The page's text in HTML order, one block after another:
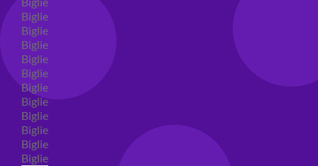
Biglietti auguri amore
Biglietti auguri nascita
Biglietti auguri primo compleanno
Biglietti auguri battesimo
Biglietti auguri per prima comunione
Biglietti auguri cresima
Biglietti auguri matrimonio
Biglietti auguri anniversario matrimonio
Biglietti auguri Natale
Biglietti auguri laurea
Biglietti auguri generici